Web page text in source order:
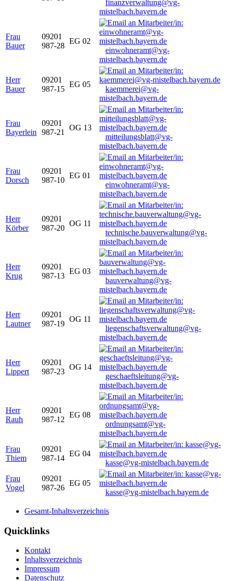
finanzverwaltung@vg-
mistelbach.bayern.de
Frau
Bauer
09201
987-28
EG 02
einwohneramt@vg-
mistelbach.bayern.de
Herr
Bauer
09201
987-15
EG 05
kaemmerei@vg-
mistelbach.bayern.de
Frau
Bayerlein
09201
987-21
OG 13
mitteilungsblatt@vg-
mistelbach.bayern.de
Frau
Dorsch
09201
987-10
EG 01
einwohneramt@vg-
mistelbach.bayern.de
Herr
Körber
09201
987-20
OG 11
technische.bauverwaltung@vg-
mistelbach.bayern.de
Herr
Krug
09201
987-13
EG 03
bauverwaltung@vg-
mistelbach.bayern.de
Herr
Lautner
09201
987-19
OG 11
liegenschaftsverwaltung@vg-
mistelbach.bayern.de
Herr
Lippert
09201
987-23
OG 14
geschaeftsleitung@vg-
mistelbach.bayern.de
Herr
Rauh
09201
987-12
EG 08
ordnungsamt@vg-
mistelbach.bayern.de
Frau
Thiem
09201
987-14
EG 04
kasse@vg-mistelbach.bayern.de
Frau
Vogel
09201
987-26
EG 05
kasse@vg-mistelbach.bayern.de
Gesamt-Inhaltsverzeichnis
Quicklinks
Kontakt
Inhaltsverzeichnis
Impressum
Datenschutz